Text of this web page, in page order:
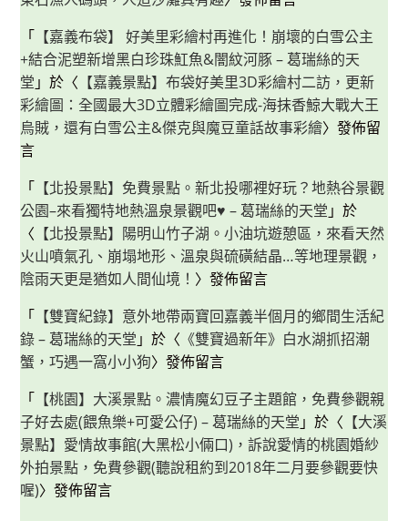
「 【嘉義布袋】 好美里彩繪村再進化！崩壞的白雪公主
+結合泥塑新增黑白珍珠魟魚&闇紋河豚 – 葛瑞絲的天
堂 」於〈 【嘉義景點】布袋好美里3D彩繪村二訪，更新
彩繪圖：全國最大3D立體彩繪圖完成-海抹香鯨大戰大王
烏賊，還有白雪公主&傑克與魔豆童話故事彩繪〉發佈留
言
「 【北投景點】免費景點。新北投哪裡好玩？地熱谷景觀
公園–來看獨特地熱溫泉景觀吧♥ – 葛瑞絲的天堂 」於
〈 【北投景點】陽明山竹子湖。小油坑遊憩區，來看天然
火山噴氣孔、崩塌地形、溫泉與硫磺結晶…等地理景觀，
陰雨天更是猶如人間仙境！ 〉發佈留言
「 【雙寶紀錄】意外地帶兩寶回嘉義半個月的鄉間生活紀
錄 – 葛瑞絲的天堂 」於〈 《雙寶過新年》白水湖抓招潮
蟹，巧遇一窩小小狗〉發佈留言
「 【桃園】大溪景點。濃情魔幻豆子主題館，免費參觀親
子好去處(餵魚樂+可愛公仔) – 葛瑞絲的天堂 」於〈 【大溪
景點】愛情故事館(大黑松小倆口)，訴說愛情的桃園婚紗
外拍景點，免費參觀(聽說租約到2018年二月要參觀要快
喔)〉發佈留言